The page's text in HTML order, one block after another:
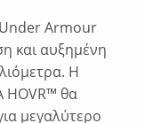
Under Armour
και αυξημένη
Η
HOVR™ θα
μεγαλύτερο